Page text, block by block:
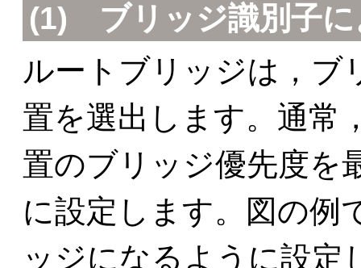
(1) ブリッジ識別子に
ルートブリッジは，ブ
置を選出します。通常
置のブリッジ優先度を
に設定します。図の例
ッジになるように設定